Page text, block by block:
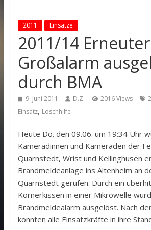
2011 Einsätze
2011/14 Erneuter
Großalarm
durch BMA
9. Juni 2011 D.Z. 2016 Views
Einsatz, Löschhilfe
Heute Do. den 09.06. um 19:34 Uhr
Kameradinnen und Kameraden der
Quarnstedt, Wrist und Kellinghusen
Brandmeldeanlage ins Altenheim an
Quarnstedt gerufen. Durch ein
Körnerkissen in einer Mikrowelle
Brandmeldealarm ausgelöst. Nach
konnten alle Einsatzkräfte in ihre